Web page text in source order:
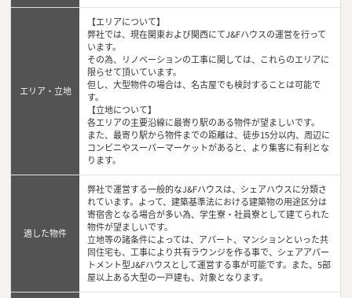
エリア・立地
【エリアについて】
弊社では、現在関東および関西にてJ&Fハウスの運営を行って
います。
その為、リノベーションの工事に関しては、これらのエリアに
限らせて頂いています。
但し、大型物件の場合は、名古屋でも検討することは可能で
す。
【立地について】
各エリアの主要沿線に最寄り駅のある物件が望ましいです。
また、最寄り駅から物件までの距離は、徒歩15分以内、周辺に
コンビニやスーパーマーケットがあると、より集客に有利とな
ります。
適した物件
弊社で運営する一般的なJ&Fハウスは、シェアハウスに分類さ
れています。よって、建築基準法における建築物の用途区分は
寄宿舎となる場合が多い為、学生寮・社員寮として建てられた
物件が望ましいです。
立地等の諸条件によっては、アパート、マンションといった共
同住宅も、工事により共有ラウンジを作る事で、シェアアパー
トメント型J&Fハウスとして運営する事が可能です。また、5部
屋以上ある大型の一戸建も、対象となります。